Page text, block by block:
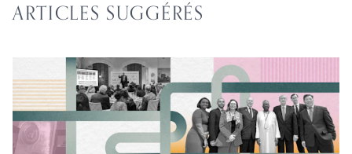
ARTICLES SUGGÉRÉS